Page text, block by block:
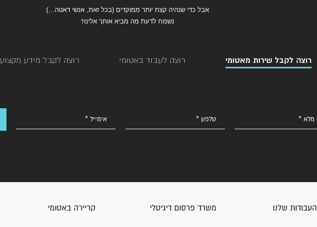
אבל כדי שנהיה קצת יותר ממוקדים (בכל זאת, אנשי דאטה…)
נשמח לדעת מה מביא אותך אלינו?
רוצה לקבל שירות מאטומי רוצה לעבוד באטומי רוצה לקבל מידע
העבודות שלנו משרד פרסום דיגיטלי קריירה באטומי